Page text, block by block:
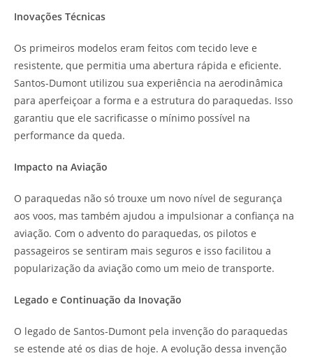
Inovações Técnicas
Os primeiros modelos eram feitos com tecido leve e
resistente, que permitia uma abertura rápida e eficiente.
Santos-Dumont utilizou sua experiência na aerodinâmica
para aperfeiçoar a forma e a estrutura do paraquedas. Isso
garantiu que ele sacrificasse o mínimo possível na
performance da queda.
Impacto na Aviação
O paraquedas não só trouxe um novo nível de segurança
aos voos, mas também ajudou a impulsionar a confiança na
aviação. Com o advento do paraquedas, os pilotos e
passageiros se sentiram mais seguros e isso facilitou a
popularização da aviação como um meio de transporte.
Legado e Continuação da Inovação
O legado de Santos-Dumont pela invenção do paraquedas
se estende até os dias de hoje. A evolução dessa invenção